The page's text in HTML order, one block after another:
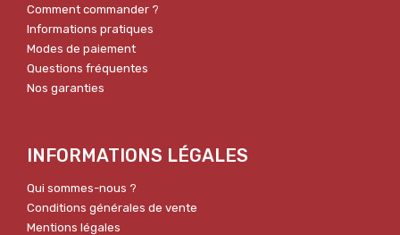
Comment commander ?
Informations pratiques
Modes de paiement
Questions fréquentes
Nos garanties
INFORMATIONS LÉGALES
Qui sommes-nous ?
Conditions générales de vente
Mentions légales